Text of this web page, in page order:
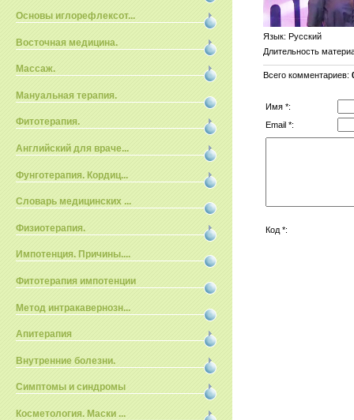
Основы иглорефлексот...
Восточная медицина.
Массаж.
Мануальная терапия.
Фитотерапия.
Английский для враче...
Фунготерапия. Кордиц...
Словарь медицинских ...
Физиотерапия.
Импотенция. Причины....
Фитотерапия импотенции
Метод интракавернозн...
Апитерапия
Внутренние болезни.
Симптомы и синдромы
Косметология. Маски ...
Язык: Русский
Длительность
Всего комментариев:
Имя *:
Email *:
Код *: